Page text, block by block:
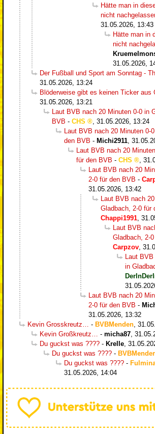
Hätte man in
nicht
31.05.2026, 13:43
Hätte man in
nicht
31.05.2026,
Der Fußball und Sport am Sonntag -
31.05.2026, 13:24
Blöderweise gibt es keinen Ticker aus
31.05.2026, 13:21
Laut BVB nach 20 Minuten 0-0 in
BVB - CHS
31.05.2026, 13:24
Laut BVB nach 20 Minuten 0-
den BVB - Michi2911
Laut BVB nach 20
für den BVB - CHS
Laut BVB nach 20
2-0 für den BVB -
31.05.2026, 13:42
Laut BVB nach
Gladbach, 2-0 für
Chappi1991
Laut BVB
Gladbach, 2-
Carpzov
Laut
in
Laut BVB nach 20
2-0 für den BVB -
31.05.2026, 13:32
Kevin Grosskreutz…
- BVBMenden
Kevin Großkreutz…
- micha87
Du guckst was ???? - Krelle
Du guckst was ???? -
Du guckst was ???? -
31.05.2026, 14:04